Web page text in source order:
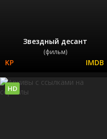
Звездный десант
(фильм)
HD